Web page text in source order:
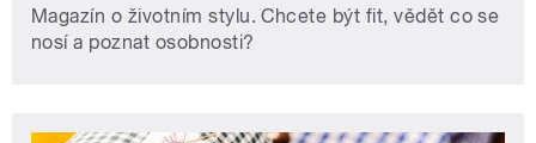
Magazín o životním stylu. Chcete být fit, vědět co se
nosí a poznat osobnosti?